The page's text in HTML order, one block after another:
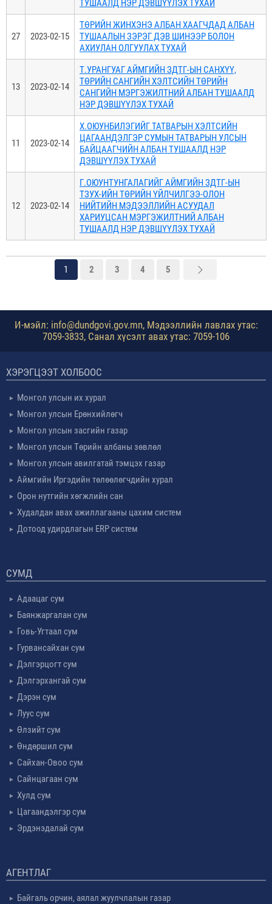
ТУШААЛД НЭР ДЭВШҮҮЛЭХ ТУХАЙ
27 2023-02-15
ТӨРИЙН ЖИНХЭНЭ АЛБАН ХААГЧДАД АЛБАН
ТУШААЛЫН ЗЭРЭГ ДЭВ ШИНЭЭР БОЛОН
АХИУЛАН ОЛГУУЛАХ ТУХАЙ
13 2023-02-14
Т.УРАНГУАГ АЙМГИЙН ЗДТГ-ЫН САНХҮҮ,
ТӨРИЙН САНГИЙН ХЭЛТСИЙН ТӨРИЙН
САНГИЙН МЭРГЭЖИЛТНИЙ АЛБАН ТУШААЛД
НЭР ДЭВШҮҮЛЭХ ТУХАЙ
11 2023-02-14
Х.ОЮУНБИЛЭГИЙГ ТАТВАРЫН ХЭЛТСИЙН
ЦАГААНДЭЛГЭР СУМЫН ТАТВАРЫН УЛСЫН
БАЙЦААГЧИЙН АЛБАН ТУШААЛД НЭР
ДЭВШҮҮЛЭХ ТУХАЙ
12 2023-02-14
Г.ОЮУНТУНГАЛАГИЙГ АЙМГИЙН ЗДТГ-ЫН
ТЗУХ-ИЙН ТӨРИЙН ҮЙЛЧИЛГЭЭ-ОЛОН
НИЙТИЙН МЭДЭЭЛЛИЙН АСУУДАЛ
ХАРИУЦСАН МЭРГЭЖИЛТНИЙ АЛБАН
ТУШААЛД НЭР ДЭВШҮҮЛЭХ ТУХАЙ
1 2 3 4 5
И-мэйл: info@dundgovi.gov.mn, Мэдээллийн лавлах утас:
7059-3833, Санал хүсэлт авах утас: 7059-106
ХЭРЭГЦЭЭТ ХОЛБООС
Монгол улсын их хурал
Монгол улсын Ерөнхийлөгч
Монгол улсын засгийн газар
Монгол улсын Төрийн албаны зөвлөл
Монгол улсын авилгатай тэмцэх газар
Аймгийн Иргэдийн төлөөлөгчдийн хурал
Орон нутгийн хөгжлийн сан
Худалдан авах ажиллагааны цахим систем
Дотоод удирдлагын ERP систем
СУМД
Адаацаг сум
Баянжаргалан сум
Говь-Угтаал сум
Гурвансайхан сум
Дэлгэрцогт сум
Дэлгэрхангай сум
Дэрэн сум
Луус сум
Өлзийт сум
Өндөршил сум
Сайхан-Овоо сум
Сайнцагаан сум
Хулд сум
Цагаандэлгэр сум
Эрдэнэдалай сум
АГЕНТЛАГ
Байгаль орчин, аялал жуулчлалын газар